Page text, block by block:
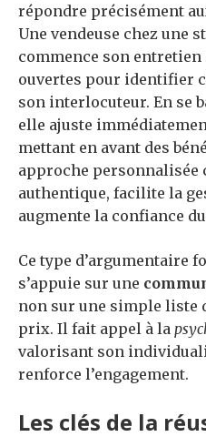
répondre précisément
Une vendeuse chez une
commence son
ouvertes pour identifier
son interlocuteur. En se
elle ajuste
mettant en avant des
approche personnalisée
authentique, facilite la
augmente la confiance
Ce type d’argumentaire
s’appuie sur une
non sur une simple liste
prix. Il fait appel à la
valorisant son
renforce l’engagement.
Les clés de la